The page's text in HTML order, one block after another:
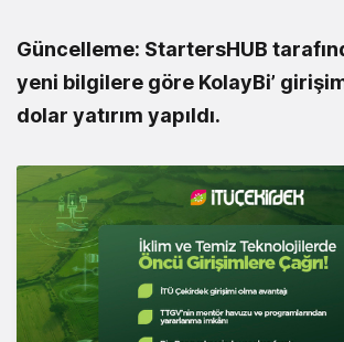
Güncelleme: StartersHUB
yeni bilgilere göre KolayBi’
dolar yatırım yapıldı.